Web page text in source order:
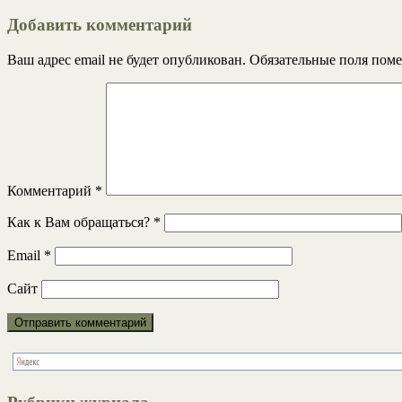
Добавить комментарий
Ваш адрес email не будет опубликован. Обязательные поля
Комментарий *
Как к Вам обращаться? *
Email *
Сайт